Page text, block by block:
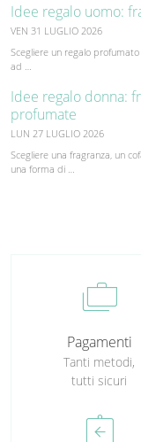
Idee regalo uomo:
VEN 31 LUGLIO 2026
Scegliere un regalo
ad …
Idee regalo donna:
profumate
LUN 27 LUGLIO 2026
Scegliere una fragranza, un
una forma di …
cases
Pagamenti
Tanti metodi,
tutti sicuri